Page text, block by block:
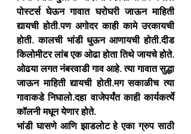
पोस्टर्स घेऊन गावात घरोघरी जाऊन माहिती
द्यायची होती.पण अगोदर काही कामे उरकायची
होती. कालची भांडी धुऊन आणायची होती.दीड
किलोमीटर लांब एक ओढा होता तिथे जायचे होते.
ओढया लगत नंबरवाडी गाव आहे. त्या गावात सुद्धा
जाऊन माहिती द्यायची होती.मग सकाळीच त्या
गावाकडे निघालो.दहा वाजेपर्यंत काही कार्यकर्त्ये
कॉलनी मधून येणार होते.
भांडी घासणे आणि झाडलोट हे एका ग्रुप साठी